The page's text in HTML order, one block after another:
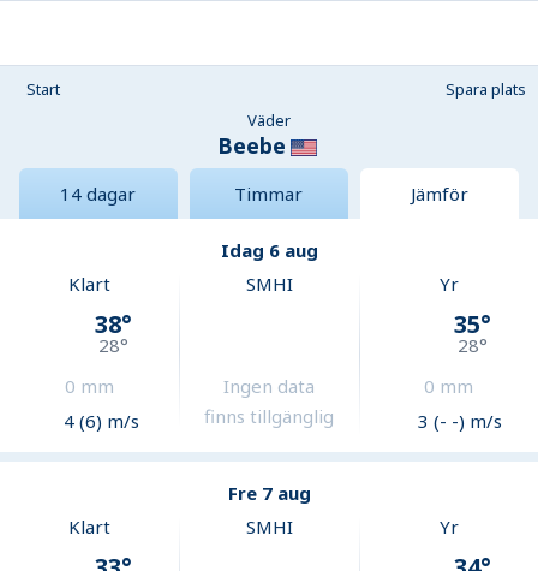
Start
Spara plats
Väder
Beebe
14 dagar Timmar Jämför
Idag 6 aug
Klart
38°
28°
0 mm
4 (6) m/s
SMHI
Ingen data
finns tillgänglig
Yr
35°
28°
0 mm
3 (- -) m/s
Fre 7 aug
Klart
SMHI Yr